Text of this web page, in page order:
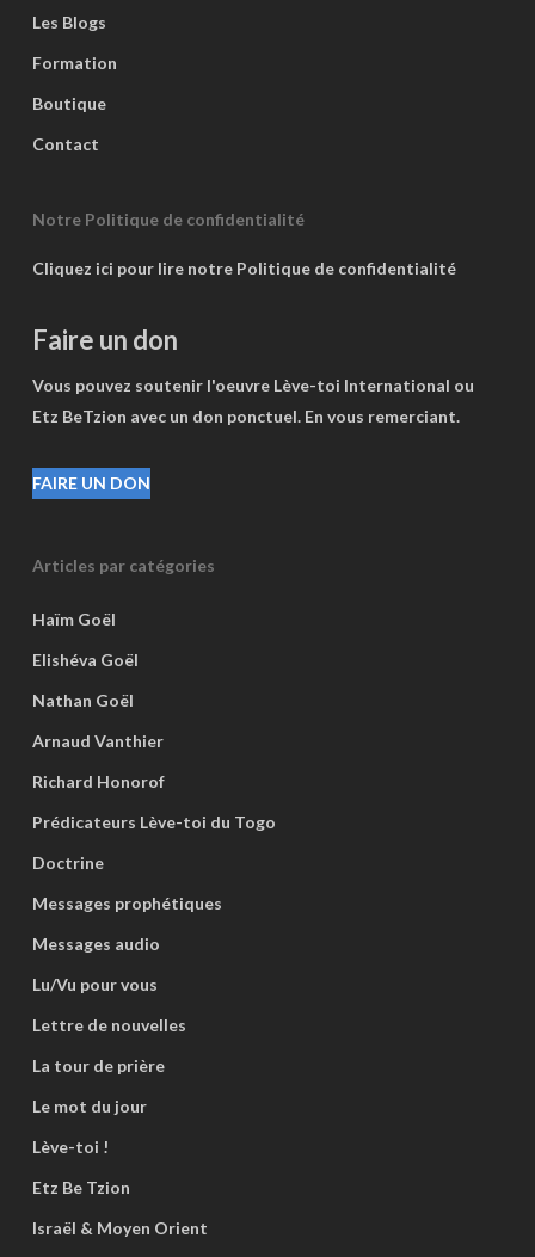
Les Blogs
Formation
Boutique
Contact
Notre Politique de confidentialité
Cliquez ici pour lire notre Politique de confidentialité
Faire un don
Vous pouvez soutenir l'oeuvre Lève-toi International ou
Etz BeTzion avec un don ponctuel. En vous remerciant.
FAIRE UN DON
Articles par catégories
Haïm Goël
Elishéva Goël
Nathan Goël
Arnaud Vanthier
Richard Honorof
Prédicateurs Lève-toi du Togo
Doctrine
Messages prophétiques
Messages audio
Lu/Vu pour vous
Lettre de nouvelles
La tour de prière
Le mot du jour
Lève-toi !
Etz Be Tzion
Israël & Moyen Orient